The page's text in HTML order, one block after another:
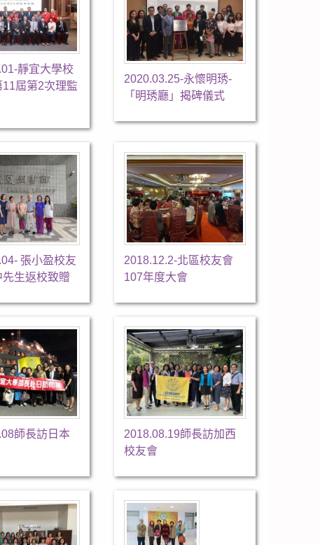
靜宜大學校
11屆第2次理監
2020.03.25-永懷明琇-
「明琇廳」揭碑儀式
張小盈校友
先生返校致贈
2018.12.2-北區校友會
107年度大會
師長訪日本
2018.08.19師長訪加西
校友會